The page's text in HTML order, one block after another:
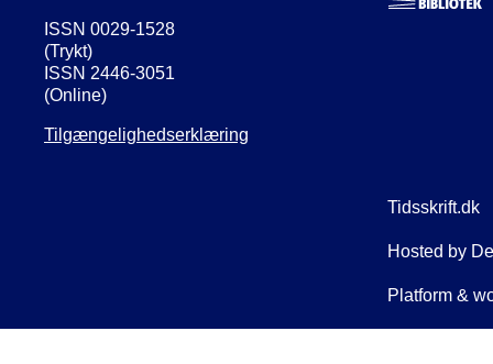
ISSN 0029-1528
(Trykt)
ISSN 2446-3051
(Online)
Tilgængelighedserklæring